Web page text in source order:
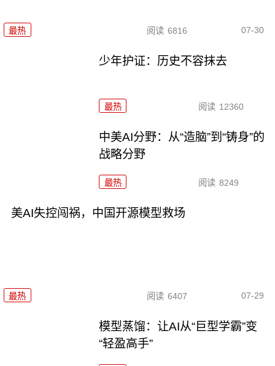
最热 阅读 6816 07-30
少年护证：历史不容抹去
最热 阅读 12360
中美AI分野：从“造脑”到“铸身”的
战略分野
最热 阅读 8249
美AI失控闯祸，中国开源模型救场
最热 阅读 6407 07-29
模型蒸馏：让AI从“巨型学霸”变
“轻盈高手”